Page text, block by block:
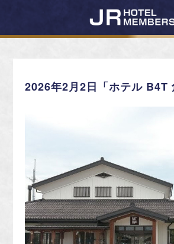
2026年2月2日「ホテル B4T